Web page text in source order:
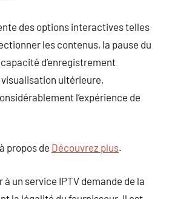
des options interactives telles
les contenus, la pause du
d’enregistrement
ultérieure,
l’expérience de
propos de Découvrez plus.
à un service IPTV demande de la